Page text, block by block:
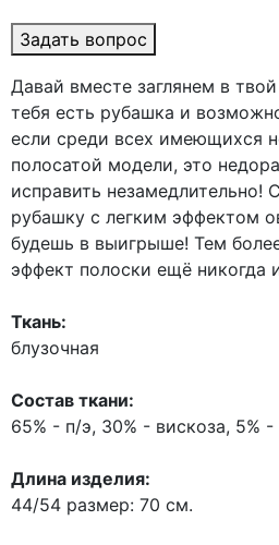
Задать вопрос
Давай вместе заглянем в
тебя есть рубашка и
если среди всех имеющихся
полосатой модели, это
исправить незамедлительно!
рубашку с легким эффектом
будешь в выигрыше! Тем
эффект полоски ещё никогда
Ткань:
блузочная
Состав ткани:
65% - п/э, 30% - вискоза, 5% -
Длина изделия:
44/54 размер: 70 см.